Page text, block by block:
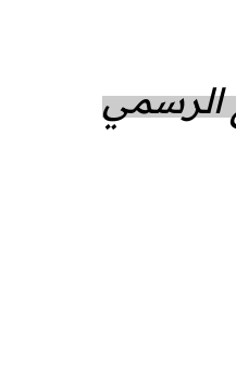
الرسمي